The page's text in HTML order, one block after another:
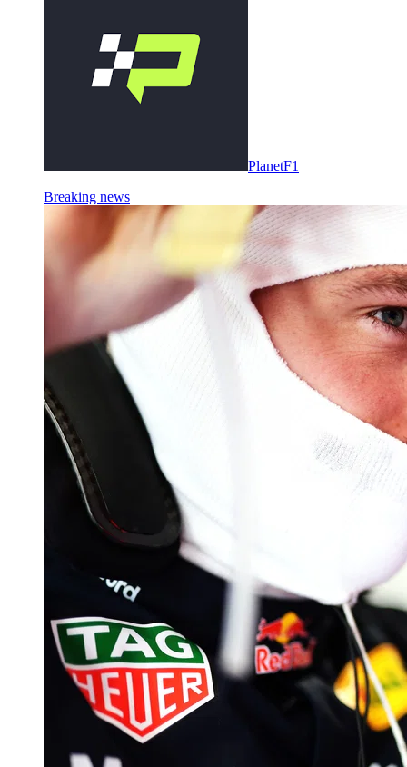
PlanetF1
Breaking news